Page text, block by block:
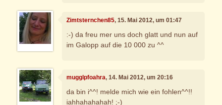
Zimtsternchen85, 15. Mai 2012, um 01:47
:-) da freu mer uns doch glatt und nun auf
im Galopp auf die 10 000 zu ^^
mugglpfoahra, 14. Mai 2012, um 20:16
da bin i^^! melde mich wie ein fohlen^^!!
iahhahahahah! ;-)